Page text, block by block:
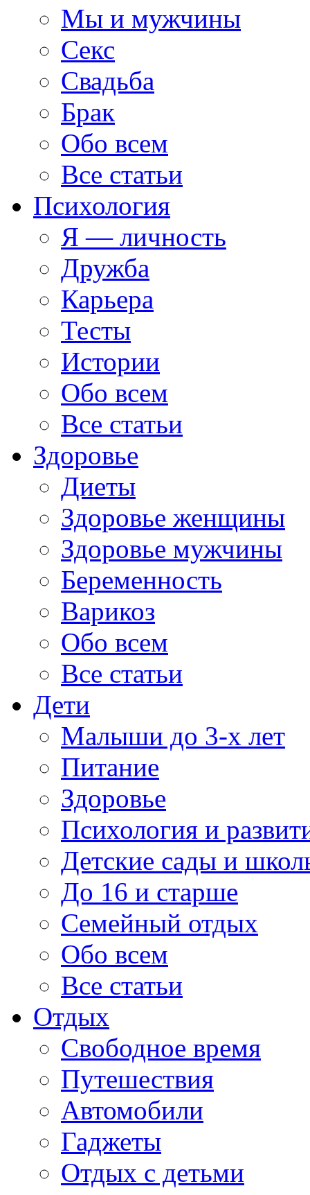
Мы и мужчины
Секс
Свадьба
Брак
Обо всем
Все статьи
Психология
Я — личность
Дружба
Карьера
Тесты
Истории
Обо всем
Все статьи
Здоровье
Диеты
Здоровье женщины
Здоровье мужчины
Беременность
Варикоз
Обо всем
Все статьи
Дети
Малыши до 3-х лет
Питание
Здоровье
Психология и
Детские сады и
До 16 и старше
Семейный отдых
Обо всем
Все статьи
Отдых
Свободное время
Путешествия
Автомобили
Гаджеты
Отдых с детьми